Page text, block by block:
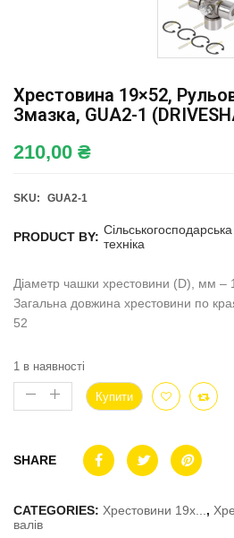
Хрестовина 19×52,
Змазка, GUA2-1
210,00 ₴
SKU: GUA2-1
PRODUCT BY: Сільськогосподарська
техніка
Діаметр чашки хрестовини (D), мм –
Загальна довжина хрестовини по
52
1 в наявності
Купити
SHARE
CATEGORIES: Хрестовини 19x... ,
валів